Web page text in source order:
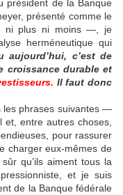
président de la Banque
présenté comme le
plus ni moins —, je
herméneutique qui
aujourd’hui, c’est de
croissance durable et
Il faut donc
les phrases suivantes —
et, entre autres choses,
pour rassurer
charger eux-mêmes de
qu’ils aiment tous la
et je suis
de la Banque fédérale